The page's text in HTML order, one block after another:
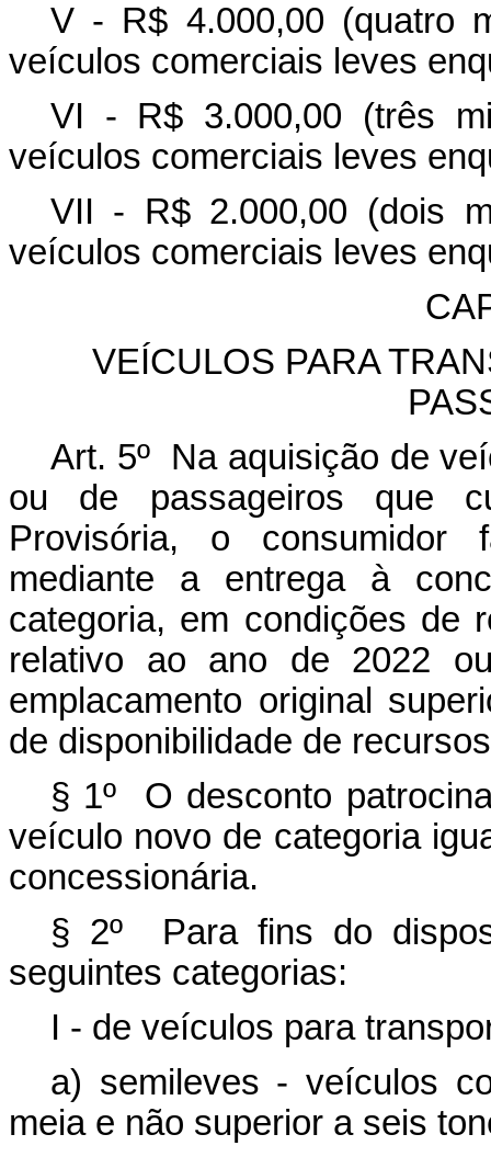
V - R$ 4.000,00 (quatro
veículos comerciais leves
VI - R$ 3.000,00 (três
veículos comerciais leves
VII - R$ 2.000,00 (dois
veículos comerciais leves
VEÍCULOS PARA
Art. 5º Na aquisição de
ou de passageiros que
Provisória, o consumidor
mediante a entrega à
categoria, em condições de
relativo ao ano de 2022
emplacamento original
de disponibilidade de
§ 1º O desconto
veículo novo de categoria
concessionária.
§ 2º Para fins do
seguintes categorias:
I - de veículos para
a) semileves - veículos
meia e não superior a seis